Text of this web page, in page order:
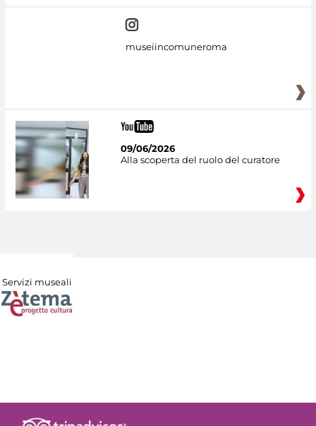
museiincomuneroma
09/06/2026
Alla scoperta del ruolo del curatore
Servizi museali